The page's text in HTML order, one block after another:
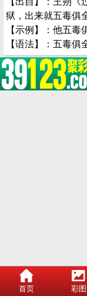
狱，出来就五毒俱
【示例】：他五毒
【语法】：五毒俱
首页 彩图